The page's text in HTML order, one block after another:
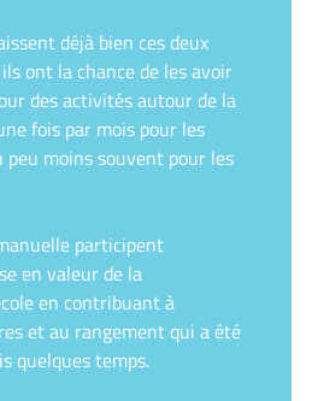
déjà bien ces deux
ont la chance de les avoir
des activités autour de la
fois par mois pour les
moins souvent pour les
participent
en valeur de la
en contribuant à
et au rangement qui a été
quelques temps.